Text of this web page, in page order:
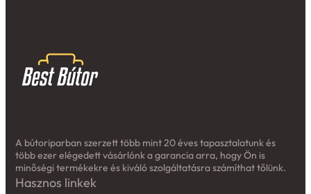
A bútoriparban szerzett több mint 20 éves tapasztalatunk és
több ezer elégedett vásárlónk a garancia arra, hogy Ön is
minőségi termékekre és kiváló szolgáltatásra számíthat tőlünk.
Hasznos linkek